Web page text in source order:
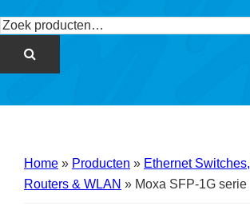
Zoeken
Home » Producten » Ethernet
Routers & WLAN » Moxa SFP-1G serie